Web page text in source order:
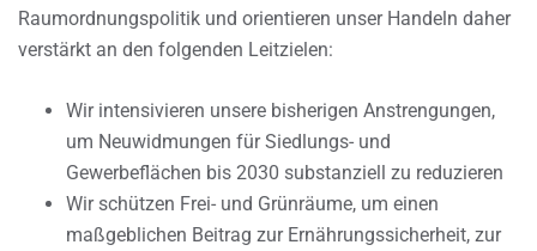
Raumordnungspolitik und orientieren unser Handeln daher
verstärkt an den folgenden Leitzielen:
Wir intensivieren unsere bisherigen Anstrengungen,
um Neuwidmungen für Siedlungs- und
Gewerbeflächen bis 2030 substanziell zu reduzieren
Wir schützen Frei- und Grünräume, um einen
maßgeblichen Beitrag zur Ernährungssicherheit, zur